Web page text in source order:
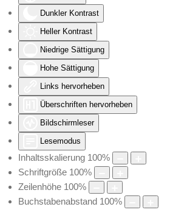
Dunkler Kontrast
Heller Kontrast
Niedrige Sättigung
Hohe Sättigung
Links hervorheben
Überschriften hervorheben
Bildschirmleser
Lesemodus
Inhaltsskalierung 100%
Schriftgröße 100%
Zeilenhöhe 100%
Buchstabenabstand 100%